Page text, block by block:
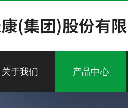
关于我们 产品中心